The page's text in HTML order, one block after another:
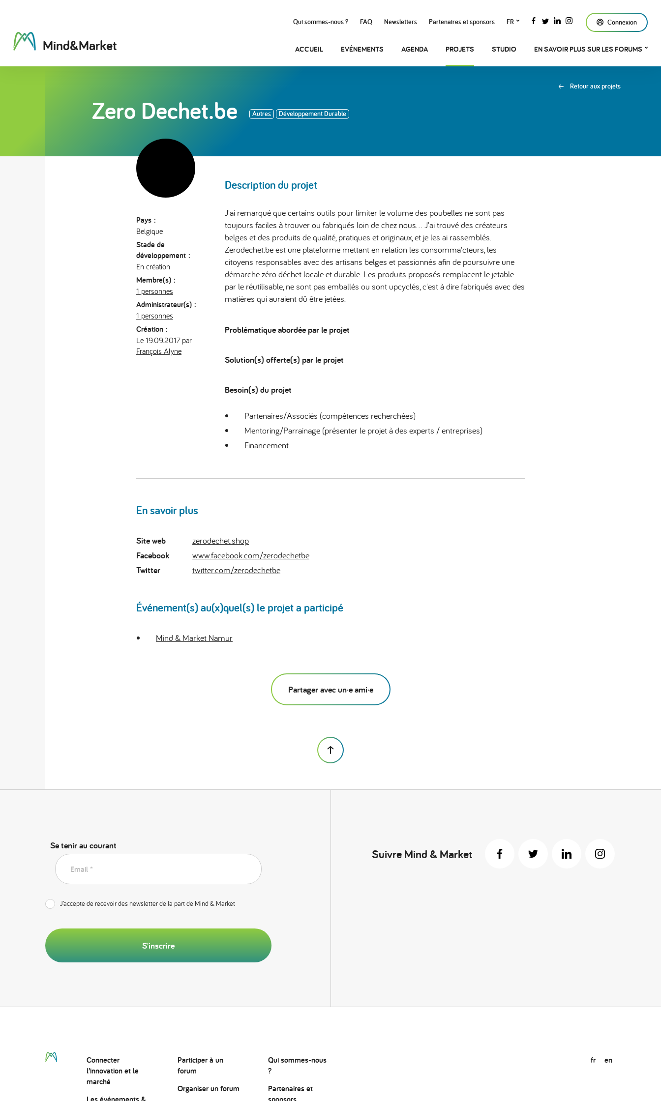
Mind&Market
Qui sommes-nous ? FAQ Newsletters Partenaires et sponsors FR Connexion
ACCUEIL EVÉNEMENTS AGENDA PROJETS STUDIO EN SAVOIR PLUS SUR LES FORUMS
Zero Dechet.be Autres Développement Durable
Retour aux projets
Pays :
Belgique
Stade de
développement :
En création
Membre(s) :
1 personnes
Administrateur(s) :
1 personnes
Création :
Le 19.09.2017 par
François Alyne
Description du projet
J'ai remarqué que certains outils pour limiter le volume des poubelles ne sont pas
toujours faciles à trouver ou fabriqués loin de chez nous... J'ai trouvé des créateurs
belges et des produits de qualité, pratiques et originaux, et je les ai rassemblés.
Zerodechet.be est une plateforme mettant en relation les consomma'cteurs, les
citoyens responsables avec des artisans belges et passionnés afin de poursuivre une
démarche zéro déchet locale et durable. Les produits proposés remplacent le jetable
par le réutilisable, ne sont pas emballés ou sont upcyclés, c'est à dire fabriqués avec des
matières qui auraient dû être jetées.
Problématique abordée par le projet
Solution(s) offerte(s) par le projet
Besoin(s) du projet
Partenaires/Associés (compétences recherchées)
Mentoring/Parrainage (présenter le projet à des experts / entreprises)
Financement
En savoir plus
Site web
zerodechet.shop
Facebook
www.facebook.com/zerodechetbe
Twitter
twitter.com/zerodechetbe
Événement(s) au(x)quel(s) le projet a participé
Mind & Market Namur
Partager avec un·e ami·e
Se tenir au courant
Email *
J’accepte de recevoir des newsletter de la part de Mind & Market
S'inscrire
Suivre Mind & Market
Connecter
l’innovationet le
marché
Participer à un
forum
Organiser un forum
Qui sommes-nous
?
Partenaires et
fr en